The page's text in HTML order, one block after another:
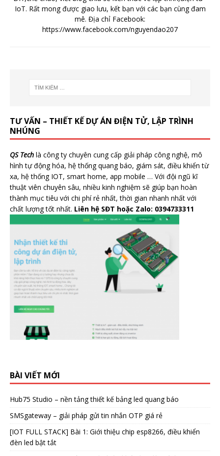
IoT. Rất mong được giao lưu, kết bạn với các bạn cùng đam
mê. Địa chỉ Facebook:
https://www.facebook.com/nguyendao207
TƯ VẤN – THIẾT KẾ DỰ ÁN ĐIỆN TỬ, LẬP TRÌNH
NHÚNG
QS Tech là công ty chuyên cung cấp giải pháp công nghệ, mô
hình tự động hóa, hệ thống quang báo, giám sát, điều khiển từ
xa, hệ thống IOT, smart home, app mobile … Với đội ngũ kĩ
thuật viên chuyên sâu, nhiều kinh nghiệm sẽ giúp bạn hoàn
thành mục tiêu với chi phí rẻ nhất, thời gian nhanh nhất với
chất lượng tốt nhất. Liên hệ SĐT hoặc Zalo: 0394733311
BÀI VIẾT MỚI
Hub75 Studio – nền tảng thiết kế bảng led quang báo
SMSgateway – giải pháp gửi tin nhắn OTP giá rẻ
[IOT FULL STACK] Bài 1: Giới thiệu chip esp8266, điều khiển
đèn led bật tắt